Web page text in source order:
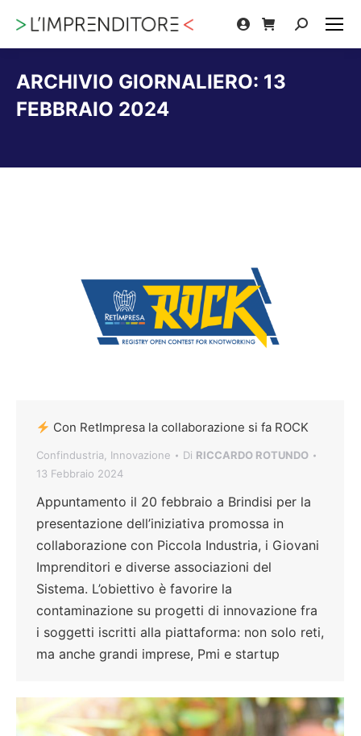
Cerca:
ARCHIVIO GIORNALIERO: 13
FEBBRAIO 2024
Con RetImpresa la collaborazione si fa ROCK
Confindustria Innovazione Di RICCARDO ROTUNDO
13 Febbraio 2024
Appuntamento il 20 febbraio a Brindisi per la
presentazione dell’iniziativa promossa in
collaborazione con Piccola Industria, i Giovani
Imprenditori e diverse associazioni del
Sistema. L’obiettivo è favorire la
contaminazione su progetti di innovazione fra
i soggetti iscritti alla piattaforma: non solo reti,
ma anche grandi imprese, Pmi e startup